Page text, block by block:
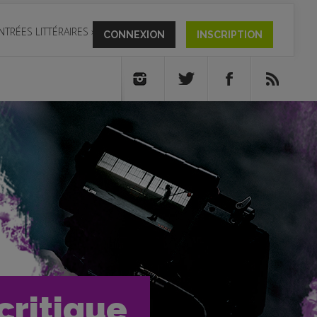
LITTÉRAIRES » CONNEXION INSCRIPTION